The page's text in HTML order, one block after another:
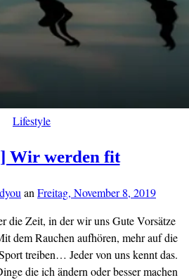
Lifestyle
Wir werden fit
anFreitag, November 8, 2019
die Zeit, in der wir uns Gute Vorsätze
dem Rauchen aufhören, mehr auf die
treiben… Jeder von uns kennt das.
die ich ändern oder besser machen